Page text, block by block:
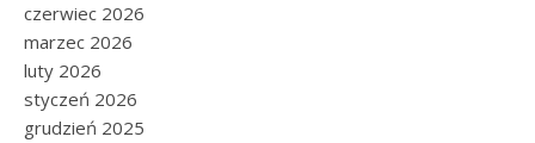
czerwiec 2026
marzec 2026
luty 2026
styczeń 2026
grudzień 2025